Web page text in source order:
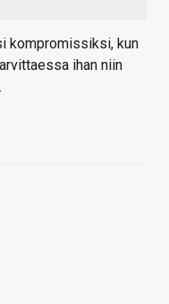
kompromissiksi, kun
ihan niin